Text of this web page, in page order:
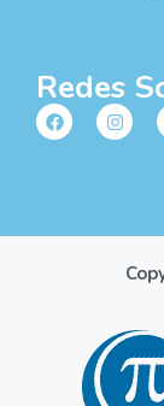
Redes